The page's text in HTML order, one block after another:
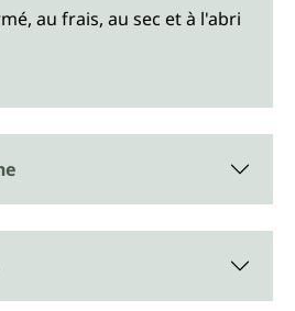
au frais, au sec et à l'abri